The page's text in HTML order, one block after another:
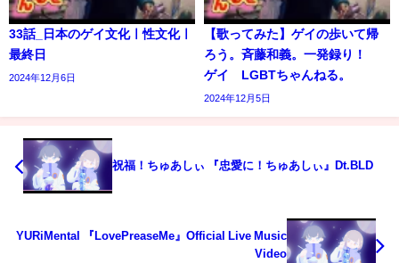
33話_日本のゲイ文化ㅣ性文化ㅣ
最終日
2024年12月6日
【歌ってみた】ゲイの歩いて帰
ろう。斉藤和義。一発録り！
ゲイ LGBTちゃんねる。
2024年12月5日
祝福！ちゅあしぃ 『忠愛に！ちゅあしぃ』Dt.BLD
YURiMental 『LovePreaseMe』Official Live Music
Video